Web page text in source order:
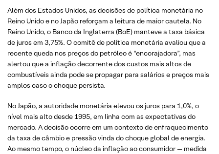
Além dos Estados Unidos, as decisões de política monetária no
Reino Unido e no Japão reforçam a leitura de maior cautela. No
Reino Unido, o Banco da Inglaterra (BoE) manteve a taxa básica
de juros em 3,75%. O comitê de política monetária avaliou que a
recente queda nos preços do petróleo é “encorajadora”, mas
alertou que a inflação decorrente dos custos mais altos de
combustíveis ainda pode se propagar para salários e preços mais
amplos caso o choque persista.
No Japão, a autoridade monetária elevou os juros para 1,0%, o
nível mais alto desde 1995, em linha com as expectativas do
mercado. A decisão ocorre em um contexto de enfraquecimento
da taxa de câmbio e pressão vinda do choque global de energia.
Ao mesmo tempo, o núcleo da inflação ao consumidor — medida